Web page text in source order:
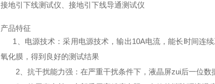
接地引下线测试仪、接地引下线导通测试仪
产品特征
1、电源技术：采用电源技术，输出10A电流，能长时间连
氧化膜，得到良好的测试结果
2、抗干扰能力强：在严重干扰条件下，液晶屏zui后一位数